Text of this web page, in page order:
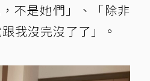
不是她們」、「除非
我沒完沒了了」。